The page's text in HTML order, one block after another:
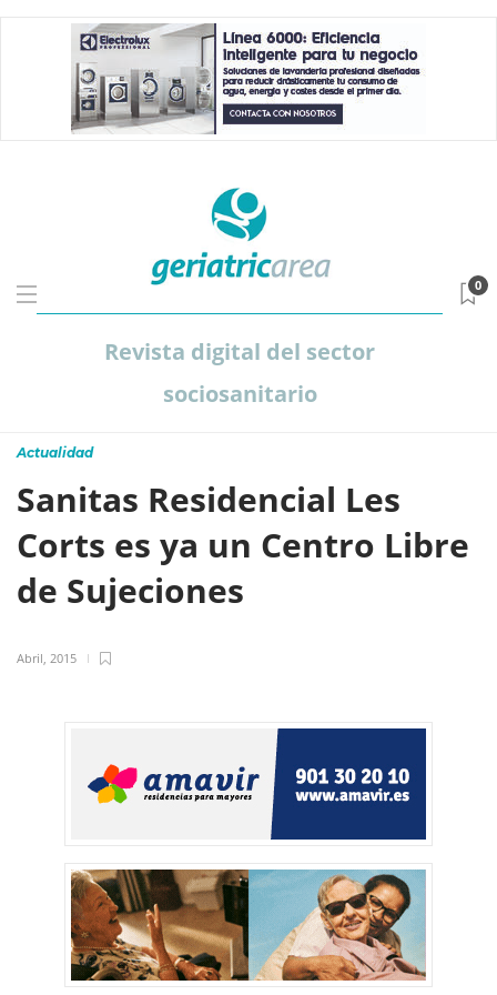
Revista digital del sector
sociosanitario
0
Actualidad
Sanitas Residencial Les
Corts es ya un Centro Libre
de Sujeciones
Abril, 2015